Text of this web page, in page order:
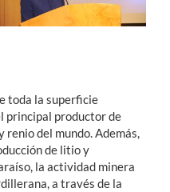
toda la superficie
principal productor de
del mundo. Además,
de litio y
la actividad minera
a través de la